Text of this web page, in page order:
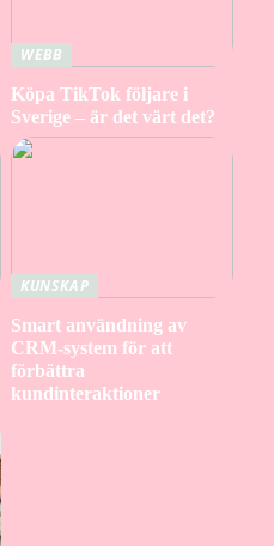
WEBB
Köpa TikTok följare i
Sverige – är det värt det?
KUNSKAP
Smart användning av
CRM-system för att
förbättra
kundinteraktioner